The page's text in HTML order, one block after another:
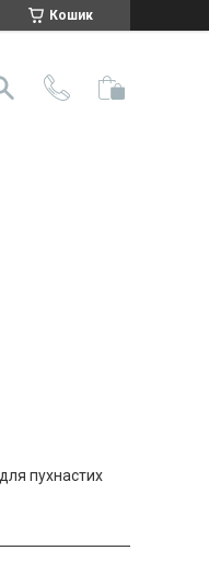
Кошик
пухнастих